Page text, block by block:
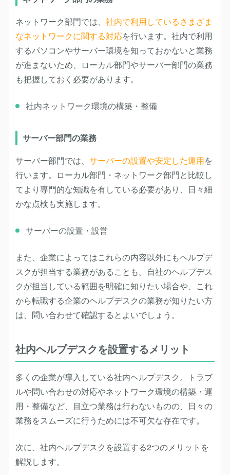
ネットワーク部門では、 社内で利用しているさまざま
なネットワークに関する対応を行います。社内で利用
するパソコンやサーバー環境を知っておかないと業務
が進まないため、ローカル部門やサーバー部門の業務
も把握しておく必要があります。
社内ネットワーク環境の構築・整備
サーバー部門の業務
サーバー部門では、 サーバーの設置や安定した運用を
行います。ローカル部門・ネットワーク部門と比較し
てより専門的な知識を有している必要があり、日々細
かな点検も実施します。
サーバーの設置・設営
また、企業によってはこれらの内容以外にもヘルプデ
スクが担当する業務があることも。自社のヘルプデス
クが担当している範囲を明確に知りたい場合や、これ
から転職する企業のヘルプデスクの業務が知りたい方
は、問い合わせて確認するとよいでしょう。
社内ヘルプデスクを設置するメリット
多くの企業が導入している社内ヘルプデスク。トラブ
ルや問い合わせの対応やネットワーク環境の構築・運
用・整備など、目立つ業務は行わないものの、日々の
業務をスムーズに行うためには不可欠な存在です。
次に、社内ヘルプデスクを設置する2つのメリット を
解説します。